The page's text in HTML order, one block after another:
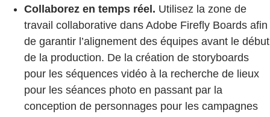
Collaborez en temps réel. Utilisez la zone de
travail collaborative dans Adobe Firefly Boards afin
de garantir l’alignement des équipes avant le début
de la production. De la création de storyboards
pour les séquences vidéo à la recherche de lieux
pour les séances photo en passant par la
conception de personnages pour les campagnes